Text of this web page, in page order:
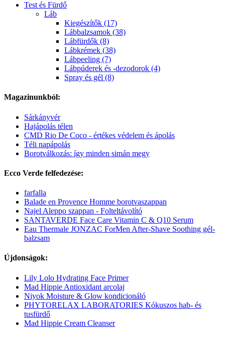
Test és Fürdő
Láb
Kiegészítők (17)
Lábbalzsamok (38)
Lábfürdők (8)
Lábkrémek (38)
Lábpeeling (7)
Lábpúderek és -dezodorok (4)
Spray és gél (8)
Magazinunkból:
Sárkányvér
Hajápolás télen
CMD Rio De Coco - értékes védelem és ápolás
Téli napápolás
Borotválkozás: így minden simán megy
Ecco Verde felfedezése:
farfalla
Balade en Provence Homme borotvaszappan
Najel Aleppo szappan - Folteltávolító
SANTAVERDE Face Care Vitamin C & Q10 Serum
Eau Thermale JONZAC ForMen After-Shave Soothing gél-
balzsam
Újdonságok:
Lily Lolo Hydrating Face Primer
Mad Hippie Antioxidant arcolaj
Niyok Moisture & Glow kondicionáló
PHYTORELAX LABORATORIES Kókuszos hab- és
tusfürdő
Mad Hippie Cream Cleanser